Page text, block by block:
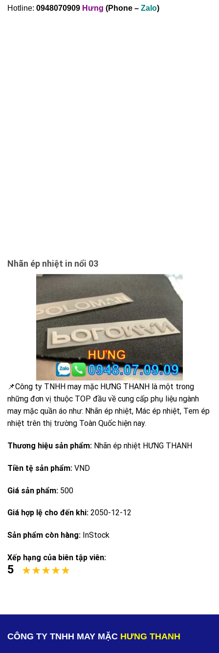
Hotline: 0948070909 Hưng (Phone – Zalo)
Nhãn ép nhiệt in nổi 03
📌Công ty TNHH may mặc HƯNG THANH là một trong
những đơn vị thuộc TOP đầu về cung cấp phụ liệu ngành
may mặc quần áo như: Nhãn ép nhiệt, Mác ép nhiệt, Tem ép
nhiệt trên thị trường Toàn Quốc hiện nay.
Thương hiệu sản phẩm: Nhãn ép nhiệt HƯNG THANH
Tiền tệ sản phẩm: VND
Giá sản phẩm: 500
Giá hợp lệ cho đến khi: 2050-12-12
Sản phẩm còn hàng: InStock
Xếp hạng của biên tập viên:
5
CÔNG TY TNHH MAY MẶC HƯNG THANH